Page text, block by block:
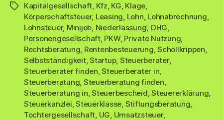
Schlagwörter
Kapitalgesellschaft Kfz KG Klage
Körperschaftsteuer, Leasing Lohn Lohnabrechnung
Lohnsteuer, Minijob Niederlassung OHG
Personengesellschaft, PKW, Private Nutzung
Rechtsberatung Rentenbesteuerung ,Schöllkrippen
Selbstständigkeit,Startup, Steuerberater,
Steuerberater finden ,Steuerberater in
Steuerberatung Steuerberatung finden
Steuerberatung in ,Steuerbescheid ,Steuererklärung
Steuerkanzlei ,Steuerklasse Stiftungsberatung
Tochtergesellschaft UG Umsatzsteuer,